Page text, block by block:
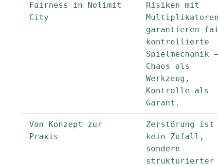
Fairness in Nolimit
City
Risiken mit
garantieren
kontrollierte
Spielmechanik
Chaos als
Werkzeug,
Kontrolle als
Garant.
Von Konzept zur
Praxis
Zerstörung ist
kein Zufall,
sondern
strukturierter